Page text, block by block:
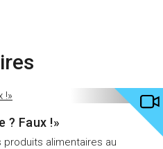
? Faux !»
alimentaires au